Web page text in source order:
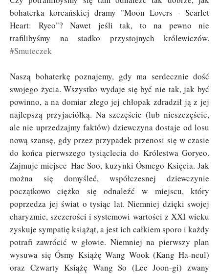
bohaterka koreańskiej dramy "Moon Lovers - Scarlet
Heart: Ryeo"? Nawet jeśli tak, to na pewno nie
trafilibyśmy na stadko przystojnych królewiczów.
#Smuteczek
Naszą bohaterkę poznajemy, gdy ma serdecznie dość
swojego życia. Wszystko wydaje się być nie tak, jak być
powinno, a na domiar złego jej chłopak zdradził ją z jej
najlepszą przyjaciółką. Na szczęście (lub nieszczęście,
ale nie uprzedzajmy faktów) dziewczyna dostaje od losu
nową szansę, gdy przez przypadek przenosi się w czasie
do końca pierwszego tysiąclecia do Królestwa Goryeo.
Zajmuje miejsce Hae Soo, kuzynki Ósmego Księcia. Jak
można się domyśleć, współczesnej dziewczynie
początkowo ciężko się odnaleźć w miejscu, który
poprzedza jej świat o tysiąc lat. Niemniej dzięki swojej
charyzmie, szczerości i systemowi wartości z XXI wieku
zyskuje sympatię książąt, a jest ich całkiem sporo i każdy
potrafi zawrócić w głowie. Niemniej na pierwszy plan
wysuwa się Ósmy Książę Wang Wook (Kang Ha-neul)
oraz Czwarty Książę Wang So (Lee Joon-gi) zwany